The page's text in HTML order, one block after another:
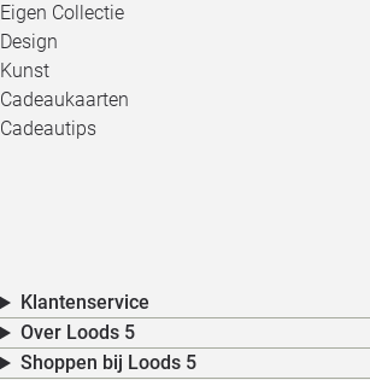
Eigen Collectie
Design
Kunst
Cadeaukaarten
Cadeautips
Klantenservice
Over Loods 5
Shoppen bij Loods 5